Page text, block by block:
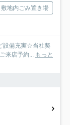
敷地内ごみ置き場
設備充実☆当社契
来店予約...
もっと